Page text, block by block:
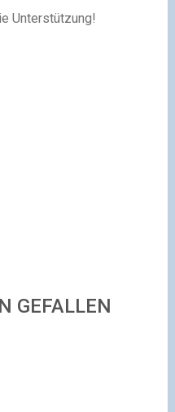
Unterstützung!
GEFALLEN